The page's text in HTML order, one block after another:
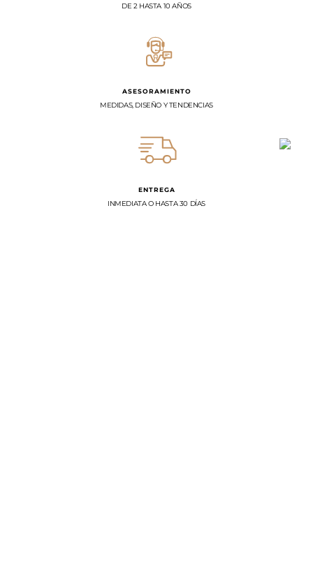
DE 2 HASTA 10 AÑOS
ASESORAMIENTO
MEDIDAS, DISEÑO Y TENDENCIAS
ENTREGA
INMEDIATA O HASTA 30 DÍAS